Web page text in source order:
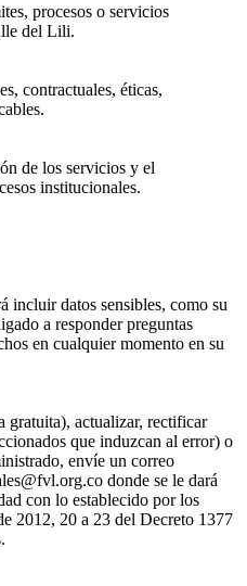
procesos o servicios
del Lili.
contractuales, éticas,
de los servicios y el
institucionales.
incluir datos sensibles, como su
a responder preguntas
en cualquier momento en su
gratuita), actualizar, rectificar
que induzcan al error) o
envíe un correo
donde se le dará
con lo establecido por los
2012, 20 a 23 del Decreto 1377